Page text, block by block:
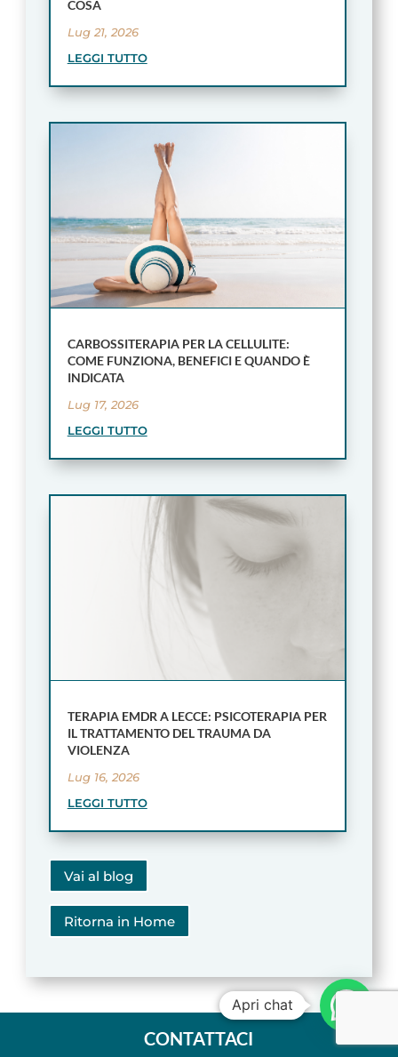
COSA
Lug 21, 2026
LEGGI TUTTO
CARBOSSITERAPIA PER LA CELLULITE:
COME FUNZIONA, BENEFICI E QUANDO È
INDICATA
Lug 17, 2026
LEGGI TUTTO
TERAPIA EMDR A LECCE: PSICOTERAPIA PER
IL TRATTAMENTO DEL TRAUMA DA
VIOLENZA
Lug 16, 2026
LEGGI TUTTO
Vai al blog
Ritorna in Home
CONTATTACI
Apri chat